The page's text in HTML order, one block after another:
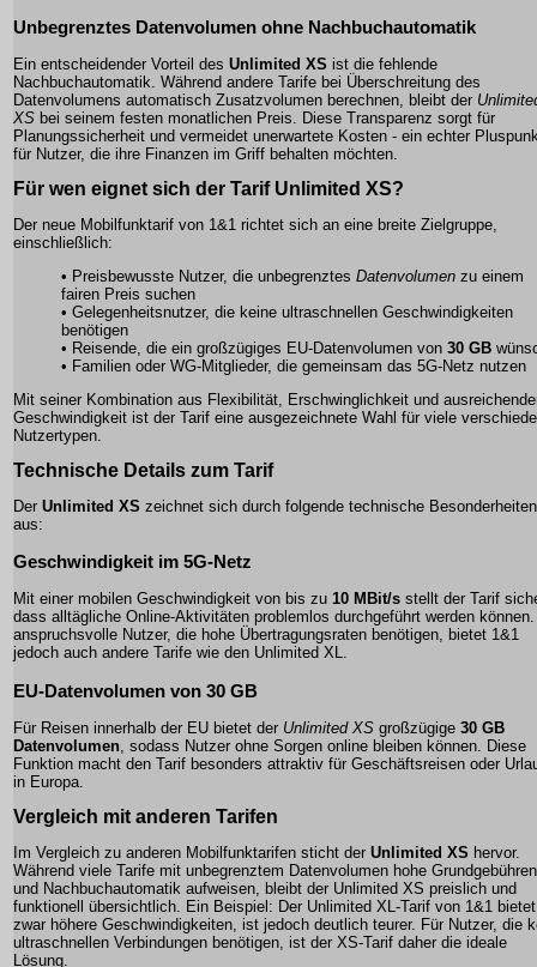
Unbegrenztes Datenvolumen ohne Nachbuchautomatik
Ein entscheidender Vorteil des Unlimited XS ist die fehlende
Nachbuchautomatik. Während andere Tarife bei Überschreitung des
Datenvolumens automatisch Zusatzvolumen berechnen, bleibt der
XS bei seinem festen monatlichen Preis. Diese Transparenz sorgt für
Planungssicherheit und vermeidet unerwartete Kosten - ein echter
für Nutzer, die ihre Finanzen im Griff behalten möchten.
Für wen eignet sich der Tarif Unlimited XS?
Der neue Mobilfunktarif von 1&1 richtet sich an eine breite Zielgruppe,
einschließlich:
• Preisbewusste Nutzer, die unbegrenztes Datenvolumen zu einem
fairen Preis suchen
• Gelegenheitsnutzer, die keine ultraschnellen Geschwindigkeiten
benötigen
• Reisende, die ein großzügiges EU-Datenvolumen von 30 GB
• Familien oder WG-Mitglieder, die gemeinsam das 5G-Netz nutzen
Mit seiner Kombination aus Flexibilität, Erschwinglichkeit und
Geschwindigkeit ist der Tarif eine ausgezeichnete Wahl für viele
Nutzertypen.
Technische Details zum Tarif
Der Unlimited XS zeichnet sich durch folgende technische Besonderheiten
aus:
Geschwindigkeit im 5G-Netz
Mit einer mobilen Geschwindigkeit von bis zu 10 MBit/s stellt der Tarif
dass alltägliche Online-Aktivitäten problemlos durchgeführt werden
anspruchsvolle Nutzer, die hohe Übertragungsraten benötigen, bietet 1&1
jedoch auch andere Tarife wie den Unlimited XL.
EU-Datenvolumen von 30 GB
Für Reisen innerhalb der EU bietet der Unlimited XS großzügige 30 GB
Datenvolumen , sodass Nutzer ohne Sorgen online bleiben können. Diese
Funktion macht den Tarif besonders attraktiv für Geschäftsreisen oder
in Europa.
Vergleich mit anderen Tarifen
Im Vergleich zu anderen Mobilfunktarifen sticht der Unlimited XS hervor.
Während viele Tarife mit unbegrenztem Datenvolumen hohe Grundgebühren
und Nachbuchautomatik aufweisen, bleibt der Unlimited XS preislich und
funktionell übersichtlich. Ein Beispiel: Der Unlimited XL-Tarif von 1&1 bietet
zwar höhere Geschwindigkeiten, ist jedoch deutlich teurer. Für Nutzer, die
ultraschnellen Verbindungen benötigen, ist der XS-Tarif daher die ideale
Lösung.